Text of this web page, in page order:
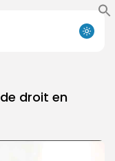
droit en